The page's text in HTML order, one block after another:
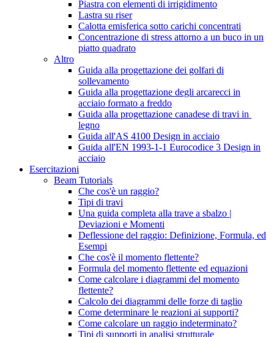
Piastra con elementi di irrigidimento
Lastra su riser
Calotta emisferica sotto carichi concentrati
Concentrazione di stress attorno a un buco in un
piatto quadrato
Altro
Guida alla progettazione dei golfari di
sollevamento
Guida alla progettazione degli arcarecci in
acciaio formato a freddo
Guida alla progettazione canadese di travi in ​​
legno
Guida all'AS 4100 Design in acciaio
Guida all'EN 1993-1-1 Eurocodice 3 Design in
acciaio
Esercitazioni
Beam Tutorials
Che cos'è un raggio?
Tipi di travi
Una guida completa alla trave a sbalzo |
Deviazioni e Momenti
Deflessione del raggio: Definizione, Formula, ed
Esempi
Che cos'è il momento flettente?
Formula del momento flettente ed equazioni
Come calcolare i diagrammi del momento
flettente?
Calcolo dei diagrammi delle forze di taglio
Come determinare le reazioni ai supporti?
Come calcolare un raggio indeterminato?
Tipi di supporti in analisi strutturale